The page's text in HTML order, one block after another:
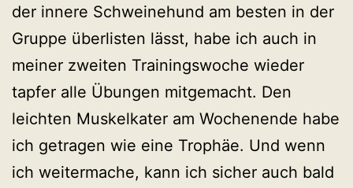
der innere Schweinehund am besten in der
Gruppe überlisten lässt, habe ich auch in
meiner zweiten Trainingswoche wieder
tapfer alle Übungen mitgemacht. Den
leichten Muskelkater am Wochenende habe
ich getragen wie eine Trophäe. Und wenn
ich weitermache, kann ich sicher auch bald